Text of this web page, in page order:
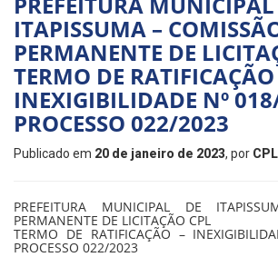
ITAPISSUMA –
PERMANENTE DE
TERMO DE RATIFICAÇÃO
INEXIGIBILIDADE Nº
PROCESSO 022/2023
Publicado em 20 de janeiro de 2023, por
PREFEITURA MUNICIPAL DE
PERMANENTE DE LICITAÇÃO CPL
TERMO DE RATIFICAÇÃO –
PROCESSO 022/2023